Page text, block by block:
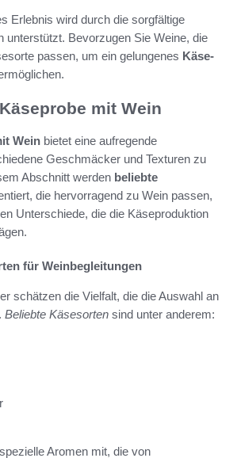
Erlebnis wird durch die sorgfältige
unterstützt. Bevorzugen Sie Weine, die
passen, um ein gelungenes Käse-
mit Wein
Wein bietet eine aufregende
Geschmäcker und Texturen zu
Abschnitt werden beliebte
die hervorragend zu Wein passen,
Unterschiede, die die Käseproduktion
für Weinbegleitungen
schätzen die Vielfalt, die die Auswahl an
Beliebte Käsesorten sind unter anderem:
Aromen mit, die von